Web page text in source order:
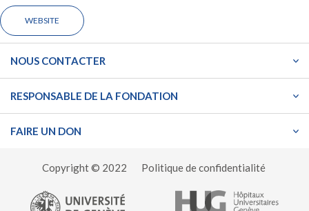
WEBSITE
NOUS CONTACTER
RESPONSABLE DE LA FONDATION
FAIRE UN DON
Copyright © 2022 Politique de confidentialité